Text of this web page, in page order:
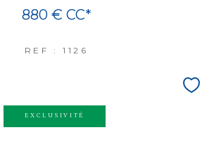
880 € CC*
REF : 1126
EXCLUSIVITÉ